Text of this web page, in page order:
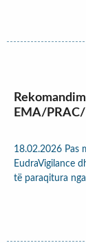
EMA/
18.02.2026 Pas
EudraVigilance
të paraqitura